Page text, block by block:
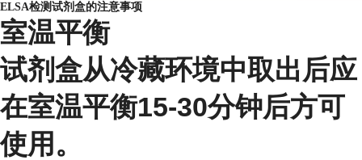
ELSA检测试剂盒的注意事项
室温平衡
试剂盒从冷藏环境中取出后应
在室温平衡15-30分钟后方可
使用。